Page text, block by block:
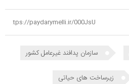
سازمان پدافند غیرعامل کشور
زیرساخت های حیاتی